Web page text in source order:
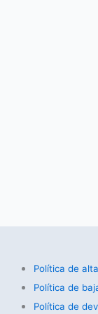
Política de
Política de
Política de